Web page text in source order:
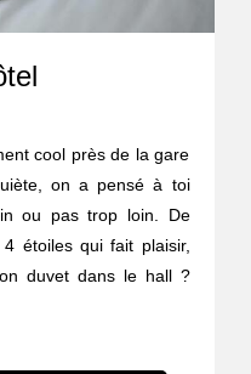
cool près de la gare
on a pensé à toi
ou pas trop loin. De
étoiles qui fait plaisir,
duvet dans le hall ?